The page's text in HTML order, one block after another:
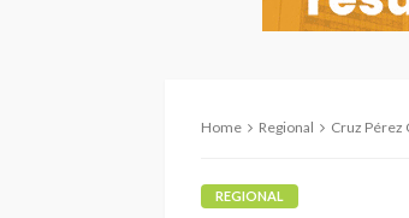
Home Regional Cruz Pérez
REGIONAL